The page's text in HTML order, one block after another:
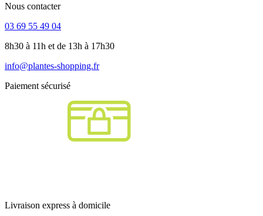
Nous contacter
03 69 55 49 04
8h30 à 11h et de 13h à 17h30
info@plantes-shopping.fr
Paiement sécurisé
Livraison express à domicile